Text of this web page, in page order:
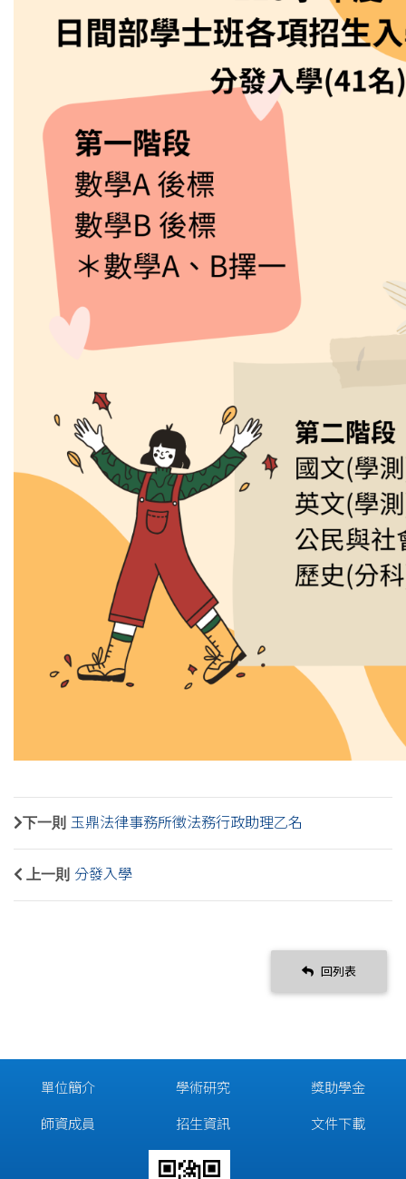
下一則 玉鼎法律事務所徵法務行政助理乙名
上一則 分發入學
回列表
單位簡介
師資成員
學術研究
招生資訊
獎助學金
文件下載